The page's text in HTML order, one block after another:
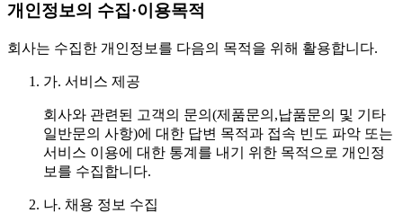
개인정보의 수집·이용목적
회사는 수집한 개인정보를 다음의 목적을 위해 활용합니다.
가. 서비스 제공
회사와 관련된 고객의 문의(제품문의,납품문의 및 기타
일반문의 사항)에 대한 답변 목적과 접속 빈도 파악 또는
서비스 이용에 대한 통계를 내기 위한 목적으로 개인정
보를 수집합니다.
나. 채용 정보 수집